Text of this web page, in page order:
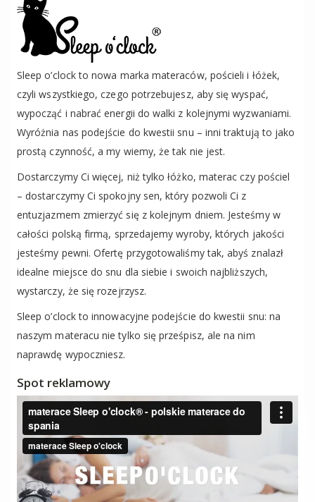
Sleep o’clock to nowa marka materaców, pościeli i łóżek,
czyli wszystkiego, czego potrzebujesz, aby się wyspać,
wypocząć i nabrać energii do walki z kolejnymi wyzwaniami.
Wyróżnia nas podejście do kwestii snu – inni traktują to jako
prostą czynność, a my wiemy, że tak nie jest.
Dostarczymy Ci więcej, niż tylko łóżko, materac czy pościel
– dostarczymy Ci spokojny sen, który pozwoli Ci z
entuzjazmem zmierzyć się z kolejnym dniem. Jesteśmy w
całości polską firmą, sprzedajemy wyroby, których jakości
jesteśmy pewni. Ofertę przygotowaliśmy tak, abyś znalazł
idealne miejsce do snu dla siebie i swoich najbliższych,
wystarczy, że się rozejrzysz.
Sleep o’clock to innowacyjne podejście do kwestii snu: na
naszym materacu nie tylko się prześpisz, ale na nim
naprawdę wypoczniesz.
Spot reklamowy